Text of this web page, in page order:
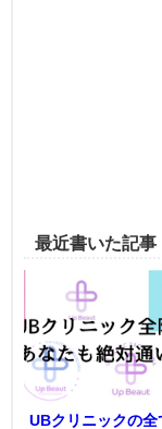
最近書いた記事
UBクリニックの全